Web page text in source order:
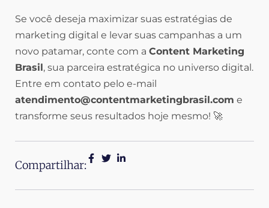
Se você deseja maximizar suas estratégias de
marketing digital e levar suas campanhas a um
novo patamar, conte com a Content Marketing
Brasil, sua parceira estratégica no universo digital.
Entre em contato pelo e-mail
atendimento@contentmarketingbrasil.com e
transforme seus resultados hoje mesmo! 🚀
Compartilhar: